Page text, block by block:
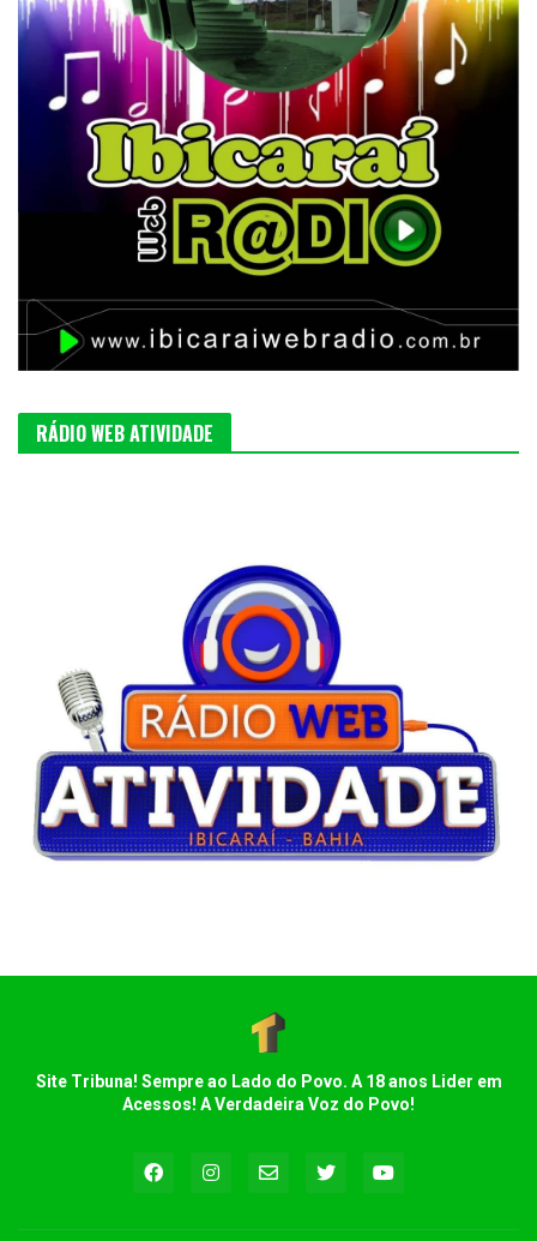
RÁDIO WEB ATIVIDADE
Site Tribuna! Sempre ao Lado do Povo. A 18 anos Lider em
Acessos! A Verdadeira Voz do Povo!